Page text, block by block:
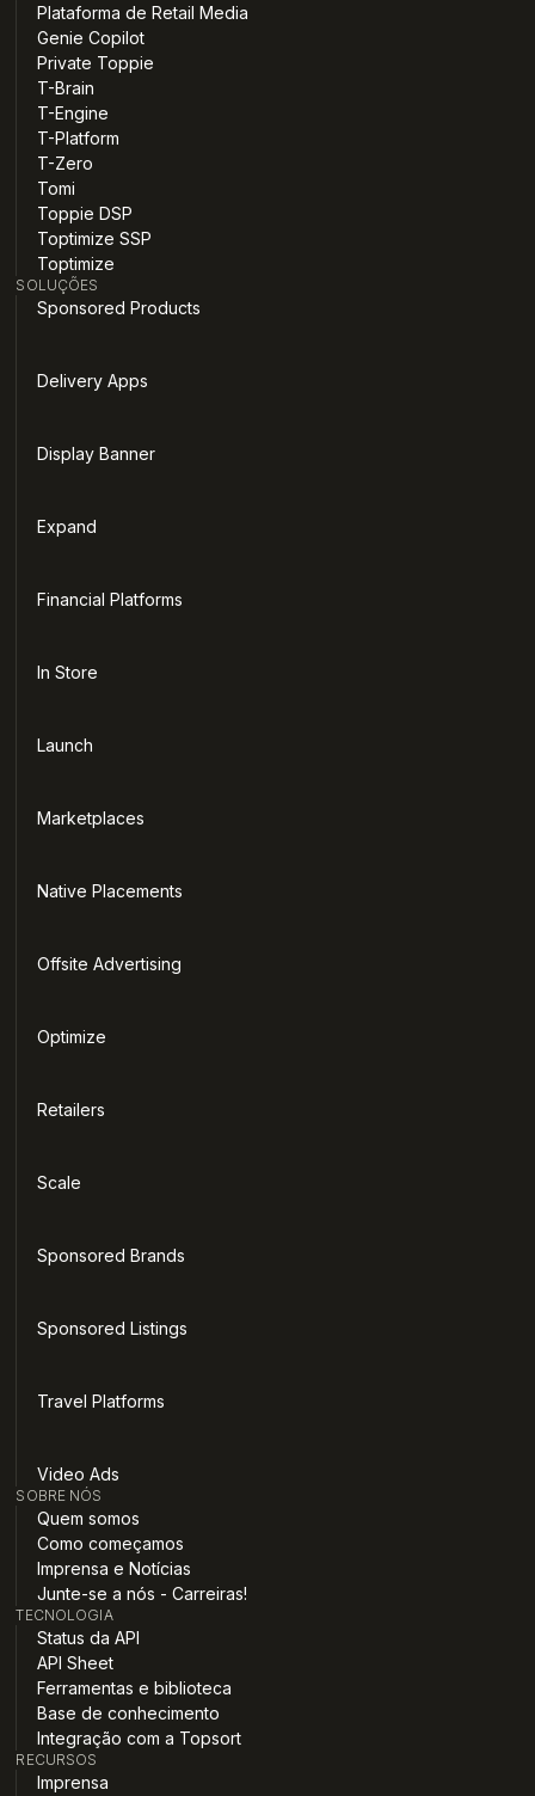
Plataforma de Retail Media
Genie Copilot
Private Toppie
T-Brain
T-Engine
T-Platform
T-Zero
Tomi
Toppie DSP
Toptimize SSP
Toptimize
SOLUÇÕES
Sponsored Products
Delivery Apps
Display Banner
Expand
Financial Platforms
In Store
Launch
Marketplaces
Native Placements
Offsite Advertising
Optimize
Retailers
Scale
Sponsored Brands
Sponsored Listings
Travel Platforms
Video Ads
SOBRE NÓS
Quem somos
Como começamos
Imprensa e Notícias
Junte-se a nós - Carreiras!
TECNOLOGIA
Status da API
API Sheet
Ferramentas e biblioteca
Base de conhecimento
Integração com a Topsort
RECURSOS
Imprensa